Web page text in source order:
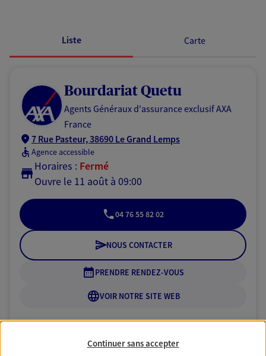
Liste Carte
Bourdariat Quetu
Agents Généraux d'assurance exclusif AXA
France
7 Rue Pasteur, 38690 Le Grand Lemps
Agence accessible
Horaires : Fermé
Ouvre le 11 août à 09:00
04 76 55 82 02
NOUS CONTACTER
PRENDRE RENDEZ-VOUS
VOIR NOTRE SITE WEB
N° Orias * (orias.fr) : EI QUETU STEPHANE (07026659); EI
Continuer sans accepter